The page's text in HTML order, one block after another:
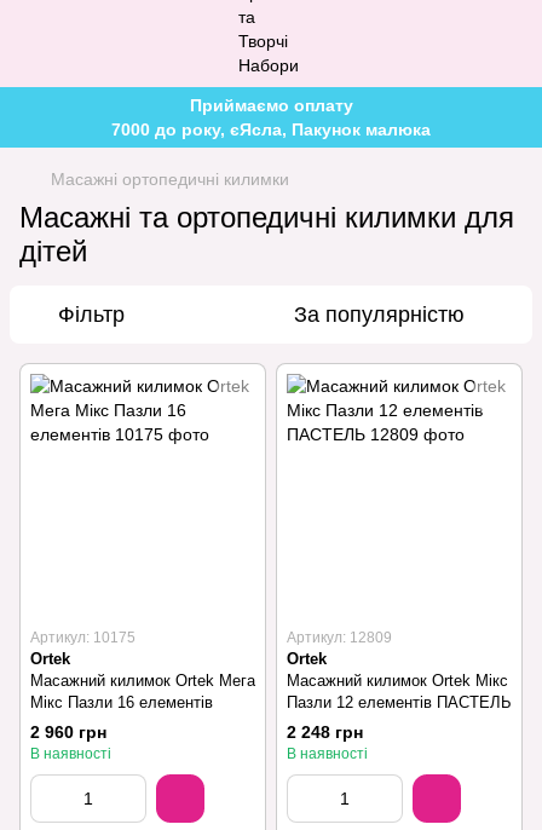
Приймаємо оплату
7000 до року, єЯсла, Пакунок малюка
Масажні ортопедичні килимки
Масажні та ортопедичні килимки для
дітей
Фільтр За популярністю
Артикул: 10175
Ortek
Масажний килимок Ortek Мега
Мікс Пазли 16 елементів
2 960 грн
В наявності
Артикул: 12809
Ortek
Масажний килимок Ortek Мікс
Пазли 12 елементів ПАСТЕЛЬ
2 248 грн
В наявності